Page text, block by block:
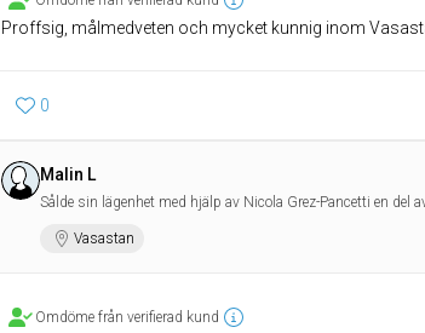
Proffsig, målmedveten och mycket kunnig inom
0
Malin L
Sålde sin lägenhet med hjälp av Nicola Grez-Pancetti en del
Vasastan
Omdöme från verifierad kund